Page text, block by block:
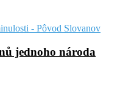
jednoho národa